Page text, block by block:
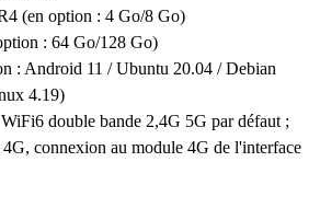
(en option : 4 Go/8 Go)
: 64 Go/128 Go)
: Android 11 / Ubuntu 20.04 / Debian
4.19)
double bande 2,4G 5G par défaut ;
4G, connexion au module 4G de l'interface